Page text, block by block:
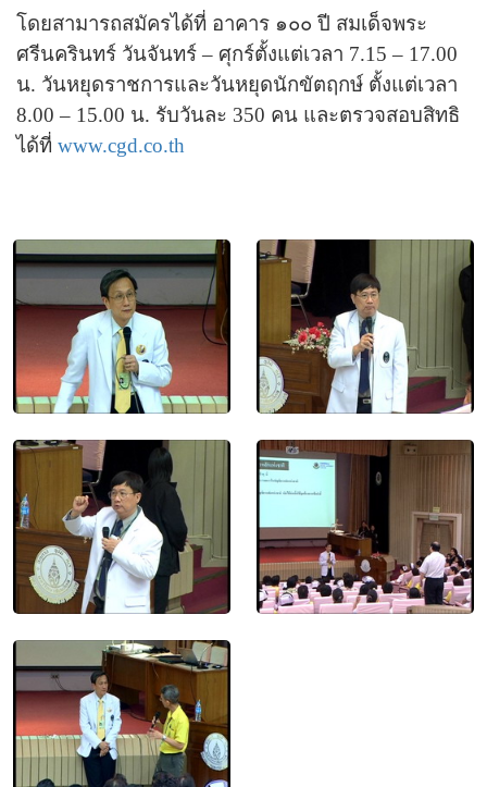
โดยสามารถสมัครได้ที่ อาคาร ๑๐๐ ปี สมเด็จพระ
ศรีนครินทร์ วันจันทร์– ศุกร์ตั้งแต่เวลา 7.15– 17.00
น. วันหยุดราชการและวันหยุดนักขัตฤกษ์ ตั้งแต่เวลา
8.00– 15.00 น. รับวันละ 350 คน และตรวจสอบสิทธิ
ได้ที่ www.cgd.co.th